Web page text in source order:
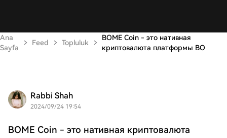
Ana
Sayfa
Feed Topluluk
BOME Coin - это нативная
криптовалюта платформы BO
Rabbi Shah
2024/09/24 19:54
BOME Coin - это нативная криптовалюта